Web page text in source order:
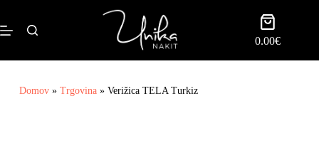
0.00€
Domov» Trgovina» Verižica TELA Turkiz